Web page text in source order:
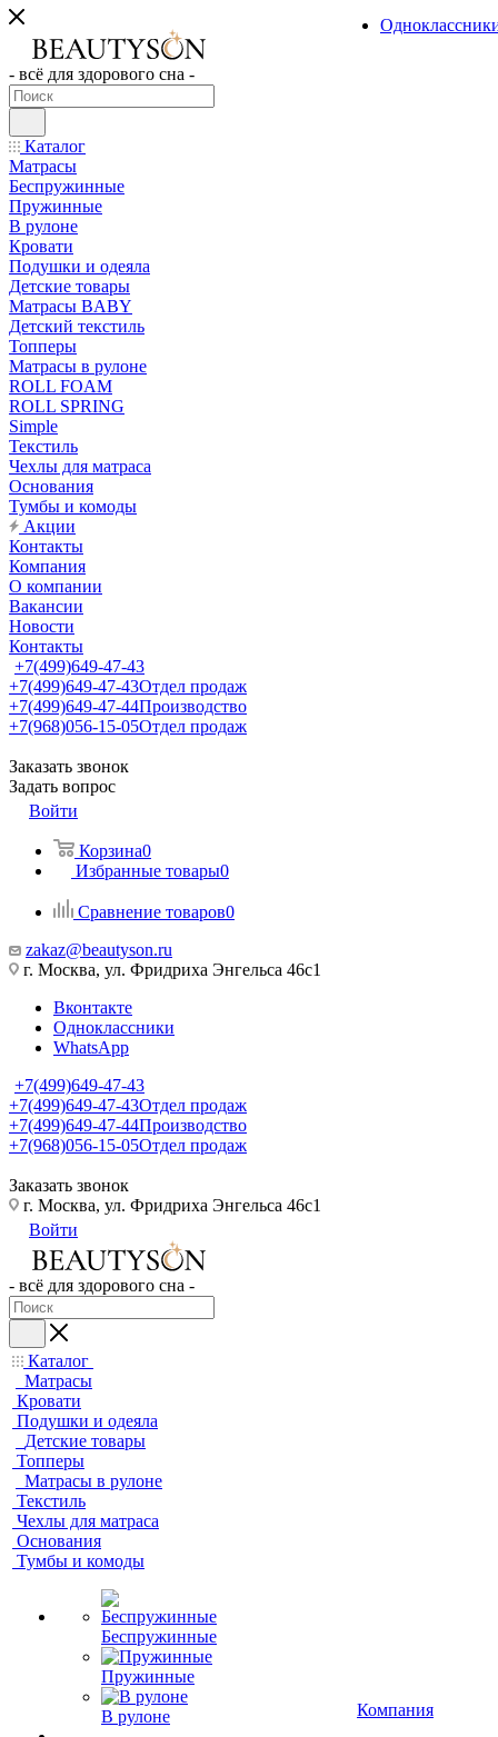
- всё для здорового сна -
Каталог
Матрасы
Беспружинные
Пружинные
В рулоне
Кровати
Подушки и одеяла
Детские товары
Матрасы BABY
Детский текстиль
Топперы
Матрасы в рулоне
ROLL FOAM
ROLL SPRING
Simple
Текстиль
Чехлы для матраса
Основания
Тумбы и комоды
Акции
Контакты
Компания
О компании
Вакансии
Новости
Контакты
+7(499)649-47-43
+7(499)649-47-43Отдел продаж
+7(499)649-47-44Производство
+7(968)056-15-05Отдел продаж
Заказать звонок
Задать вопрос
Войти
Корзина0
Избранные товары0
Сравнение товаров0
zakaz@beautyson.ru
г. Москва, ул. Фридриха Энгельса 46с1
Вконтакте
Одноклассники
WhatsApp
+7(499)649-47-43
+7(499)649-47-43Отдел продаж
+7(499)649-47-44Производство
+7(968)056-15-05Отдел продаж
Заказать звонок
г. Москва, ул. Фридриха Энгельса 46с1
Войти
- всё для здорового сна -
Каталог
Матрасы
Кровати
Подушки и одеяла
Детские товары
Топперы
Матрасы в рулоне
Текстиль
Чехлы для матраса
Основания
Тумбы и комоды
Беспружинные
Пружинные
В рулоне
Компания